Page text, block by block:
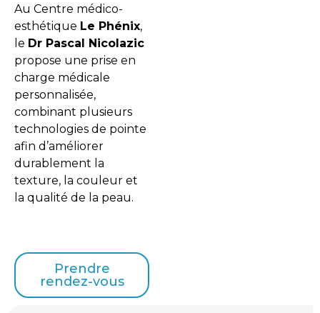
Au Centre médico-
esthétique Le Phénix,
le Dr Pascal Nicolazic
propose une prise en
charge médicale
personnalisée,
combinant plusieurs
technologies de pointe
afin d’améliorer
durablement la
texture, la couleur et
la qualité de la peau.
Prendre
rendez-vous